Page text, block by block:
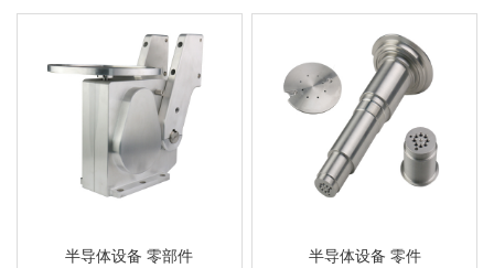
半导体设备 零部件 半导体设备 零件